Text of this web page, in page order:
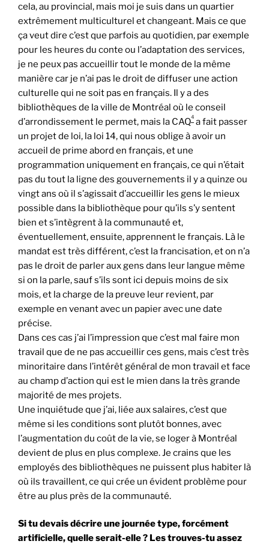
cela, au provincial, mais moi je suis dans un quartier
extrêmement multiculturel et changeant. Mais ce que
ça veut dire c’est que parfois au quotidien, par exemple
pour les heures du conte ou l’adaptation des services,
je ne peux pas accueillir tout le monde de la même
manière car je n’ai pas le droit de diffuser une action
culturelle qui ne soit pas en français. Il y a des
bibliothèques de la ville de Montréal où le conseil
d’arrondissement le permet, mais la CAQ4 a fait passer
un projet de loi, la loi 14, qui nous oblige à avoir un
accueil de prime abord en français, et une
programmation uniquement en français, ce qui n’était
pas du tout la ligne des gouvernements il y a quinze ou
vingt ans où il s’agissait d’accueillir les gens le mieux
possible dans la bibliothèque pour qu’ils s’y sentent
bien et s’intègrent à la communauté et,
éventuellement, ensuite, apprennent le français. Là le
mandat est très différent, c’est la francisation, et on n’a
pas le droit de parler aux gens dans leur langue même
si on la parle, sauf s’ils sont ici depuis moins de six
mois, et la charge de la preuve leur revient, par
exemple en venant avec un papier avec une date
précise.
Dans ces cas j’ai l’impression que c’est mal faire mon
travail que de ne pas accueillir ces gens, mais c’est très
minoritaire dans l’intérêt général de mon travail et face
au champ d’action qui est le mien dans la très grande
majorité de mes projets.
Une inquiétude que j’ai, liée aux salaires, c’est que
même si les conditions sont plutôt bonnes, avec
l’augmentation du coût de la vie, se loger à Montréal
devient de plus en plus complexe. Je crains que les
employés des bibliothèques ne puissent plus habiter là
où ils travaillent, ce qui crée un évident problème pour
être au plus près de la communauté.
Si tu devais décrire une journée type, forcément
artificielle, quelle serait-elle ? Les trouves-tu assez